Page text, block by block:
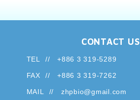
CONTACT US
TEL +886 3 319-5289
FAX +886 3 319-7262
MAIL zhpbio@gmail.com